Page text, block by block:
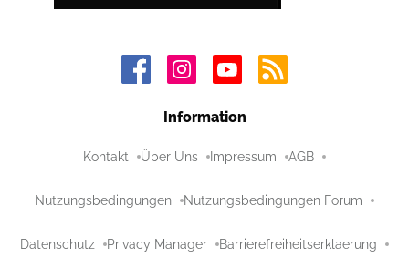
Information
Kontakt Über Uns Impressum AGB
Nutzungsbedingungen Nutzungsbedingungen Forum
Datenschutz Privacy Manager Barrierefreiheitserklaerung